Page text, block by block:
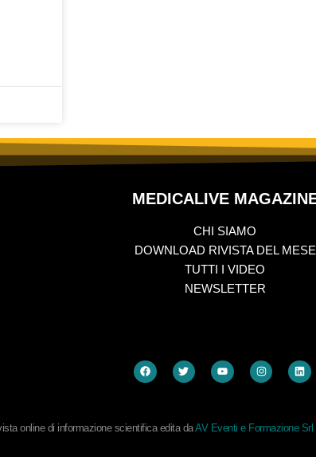
MEDICALIVE
CHI SIAMO
DOWNLOAD RIVISTA DEL MESE
TUTTI I VIDEO
NEWSLETTER
online di informazione scientifica edita daAV Eventi e Formazione Srl